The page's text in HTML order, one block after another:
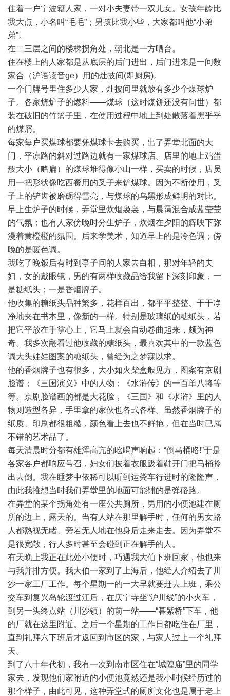
住着一户宁波籍人家，一对小夫妻带一双儿女。女孩年龄比
我大点，小名叫“毛毛”；男孩比我小些，大家都叫他“小弟
弟”。
在二三层之间的楼梯拐角处，朝北是一方晒台。
住在楼上的人家都是从底层的后门进出，后门进来是一间数
家合（沪语读音ge）用的灶披间(即厨房)。
一个门牌号里住多少人家，灶披间里就放有多少个煤球炉
子。各家烧炉子的燃料——煤球（这时煤饼还没有问世）都
装在破旧的竹篮子里，在使用过程中地上到处散落着黑乎乎
的煤屑。
每家每户买煤球都要凭煤球卡去购买，出了弄堂北面的大
门，平凉路的斜对过路边就有一家煤球店。店里的地上鸡蛋
般大小（略扁）的煤球堆得像小山一样，买卖的时候，店员
用一把形状像吃西餐用的叉子来铲煤球。因为不断使用，叉
子上的铲齿被磨砺得雪亮，与煤球的乌黑形成鲜明的对比。
早上生炉子的时候，弄堂里炊烟袅袅，与晨霭混合成蓝莹莹
的气氛；也有人家傍晚时分生炉子，炊烟在夕阳的辉映下弥
漫着黄橙橙的氛围。后来学美术，知道早上的是冷色调；傍
晚的是暖色调。
我吃了晚饭后有时到亭子间的人家去白相，那对年轻的夫
妇，女的戴眼镜，男的有两样收藏品给我留下深刻印象，一
是糖纸头；一是香烟牌子。
他收集的糖纸头品种繁多，花样百出，都平平整整、干干净
净地夹在书本里，像新的一样。特别是玻璃纸的糖纸头，若
把它平放在手掌心上，它马上就会自动卷曲起来，颇为神
奇。我多次翻看过他收藏的糖纸头，最喜欢其中的一款蓝色
调大头娃娃图案的糖纸头，曾经为之梦寐以求。
他的香烟牌子也有很多，大小如火柴盒般见方，图案有京剧
脸谱；《三国演义》中的人物；《水浒传》的一百单八将等
等。京剧脸谱画的都是大花脸，《三国》和《水浒》里的人
物则造型各异，手里拿的家伙也各式各样。虽然香烟牌子的
纸质、印刷都很粗糙，颜色看上去也不鲜艳，但在当时已属
不错的艺术品了。
每天清晨时分都有雄浑高亢的吆喝声响起：“倒马桶咯!”于是
各家各户都响应号召，妇女们披着衣服趿着鞋开门把马桶拎
出去倒。我在睡梦中依稀可以听到运粪车行进时的隆隆声，
由此我推想当时我们弄堂里的地面可能铺的是弹硌路。
在弄堂的某个拐角处有一座公共厕所，男用的小便池建在厕
所的边上，露天的。当有人站在那里解手时，任何的男女路
人都熟视无睹、旁若无人地在他身后走来走去。因为弄堂不
是很宽敞，行人多时甚至会碰到正在解手的人。
有天晚上我正在此处小便时，巧遇我大伯下班回家，他也来
与我并排方便。我大伯一家到了上海后，他经人介绍去了川
沙一家工厂工作。每个星期一的一大早就要赶去上班，乘公
交车到复兴岛轮渡过江后，在庆宁寺坐“沪川线”的小火车，
到另一头终点站（川沙镇）的前一站——“暮紫桥”下车，他
的厂就在这里附近。之后一个星期的工作日都吃住在厂里，
直到礼拜六下班后才返回到市区的家，与家人过上一个礼拜
天。
到了八十年代初，我有一次到南市区住在“城隍庙”里的同学
家去，发现他们家附近的小便池竟然还是我小时候经历过的
那个样子，由此可见，这种弄堂式的厕所文化也是属于老上